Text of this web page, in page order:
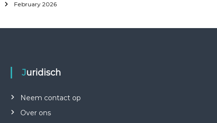
o
February 2026
Juridisch
Neem contact op
Over ons